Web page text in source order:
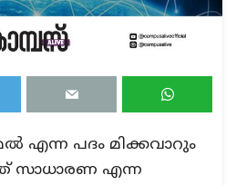
എന്ന പദം മിക്കവാറും
സാധാരണ എന്ന